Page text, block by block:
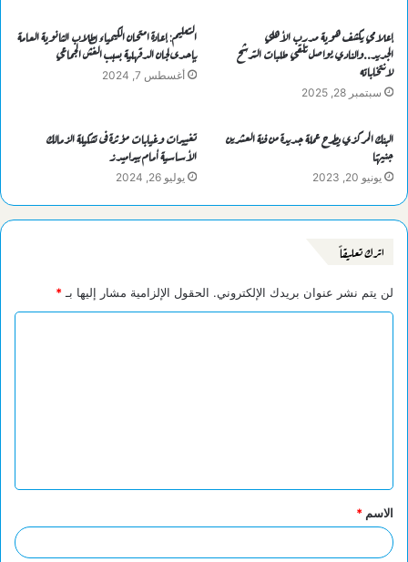
إعلامي يكشف هوية مدرب الأهلي
الجديد..والنادي يواصل تلقي طلبات الترشح
لانتخاباته
سبتمبر 28, 2025
التعليم: إعادة امتحان الكيمياء لطلاب الثانوية العامة
بإحدى لجان الدقهلية بسبب الغش الجماعي
أغسطس 7, 2024
البنك المركزي يطرح عملة جديدة من فئة العشرين
جنيهًا
يونيو 20, 2023
تغييرات وغيابات مؤثرة فى تشكيلة الزمالك
الأساسية أمام بيراميدز
يوليو 26, 2024
اترك تعليقاً
لن يتم نشر عنوان بريدك الإلكتروني. الحقول الإلزامية مشار إليها بـ *
ق
*
الاسم *